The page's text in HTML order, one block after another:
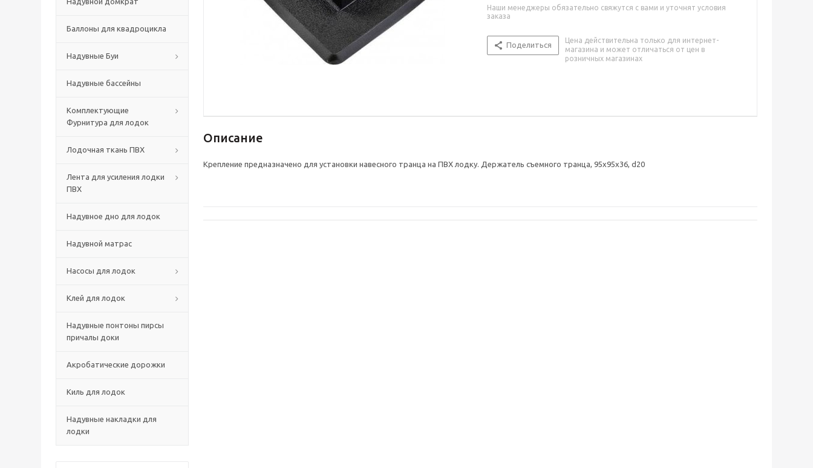
Баллоны для квадроцикла
Надувные Буи
Надувные бассейны
Комплектующие
Фурнитура для лодок
Лодочная ткань ПВХ
Лента для усиления лодки
ПВХ
Надувное дно для лодок
Надувной матрас
Насосы для лодок
Клей для лодок
Надувные понтоны пирсы
причалы доки
Акробатические дорожки
Киль для лодок
Надувные накладки для
лодки
Наши менеджеры обязательно свяжутся с вами и уточнят условия
заказа
Поделиться
Цена действительна только для интернет-
магазина и может отличаться от цен в
розничных магазинах
Описание
Крепление предназначено для установки навесного транца на ПВХ лодку. Держатель съемного транца, 95х95х36, d20